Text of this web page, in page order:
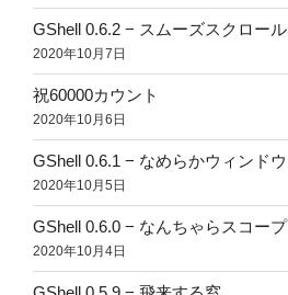
GShell 0.6.2 − スムーズスクロール
2020年10月7日
祝60000カウント
2020年10月6日
GShell 0.6.1 − なめらかウィンドウ
2020年10月5日
GShell 0.6.0 − なんちゃらスコープ
2020年10月4日